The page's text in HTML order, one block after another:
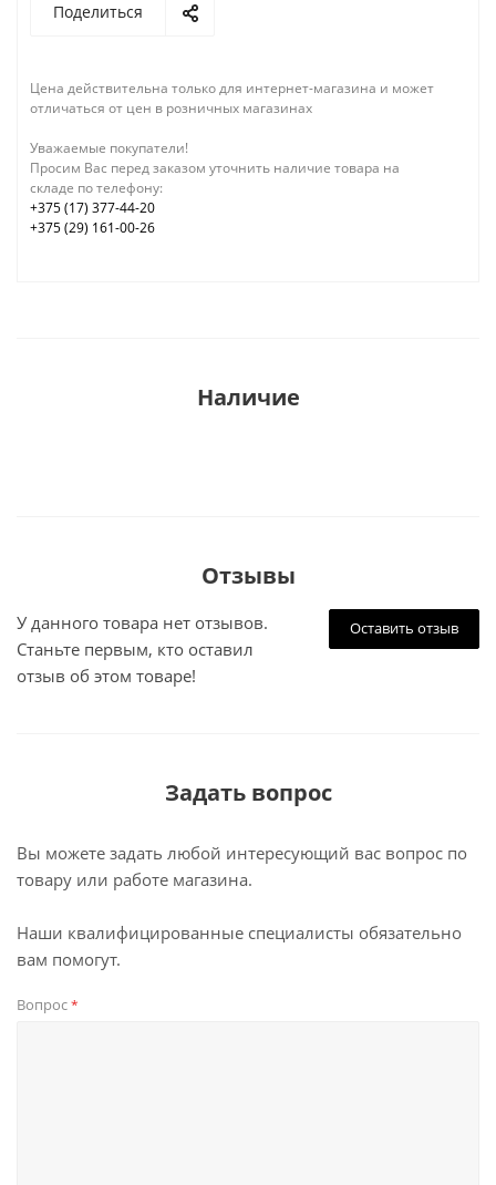
Поделиться
Цена действительна только для интернет-магазина и может
отличаться от цен в розничных магазинах
Уважаемые покупатели!
Просим Вас перед заказом уточнить наличие товара на
складе по телефону:
+375 (17) 377-44-20
+375 (29) 161-00-26
Наличие
Отзывы
Оставить отзыв
У данного товара нет отзывов.
Станьте первым, кто оставил
отзыв об этом товаре!
Задать вопрос
Вы можете задать любой интересующий вас вопрос по
товару или работе магазина.
Наши квалифицированные специалисты обязательно
вам помогут.
Вопрос*